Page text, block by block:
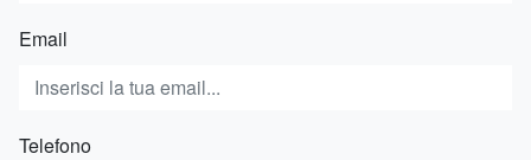
Email
Telefono